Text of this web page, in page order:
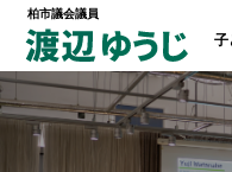
柏市議会議員
子
トップページ
政策